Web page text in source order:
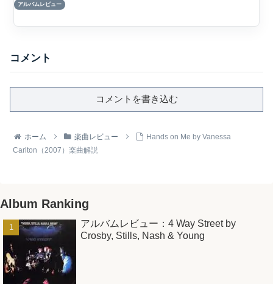
アルバムレビュー
コメント
コメントを書き込む
ホーム 楽曲レビュー
Hands on Me by Vanessa
Carlton（2007）楽曲解説
Album Ranking
アルバムレビュー：4 Way Street by
Crosby, Stills, Nash & Young